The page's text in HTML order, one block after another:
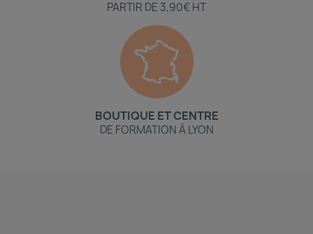
PARTIR DE 3,90€ HT
BOUTIQUE ET CENTRE
DE FORMATION À LYON